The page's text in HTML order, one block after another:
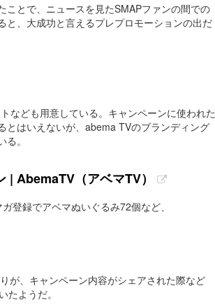
とで、ニュースを見たSMAPファンの間での
と、大成功と言えるプレプロモーションの出だ
なども用意している。キャンペーンに使われた
とはいえないが、abema TVのブランディング
。
AbemaTV（アベマTV）
登録でアベマぬいぐるみ72個など、
が、キャンペーン内容がシェアされた際など
ようだ。